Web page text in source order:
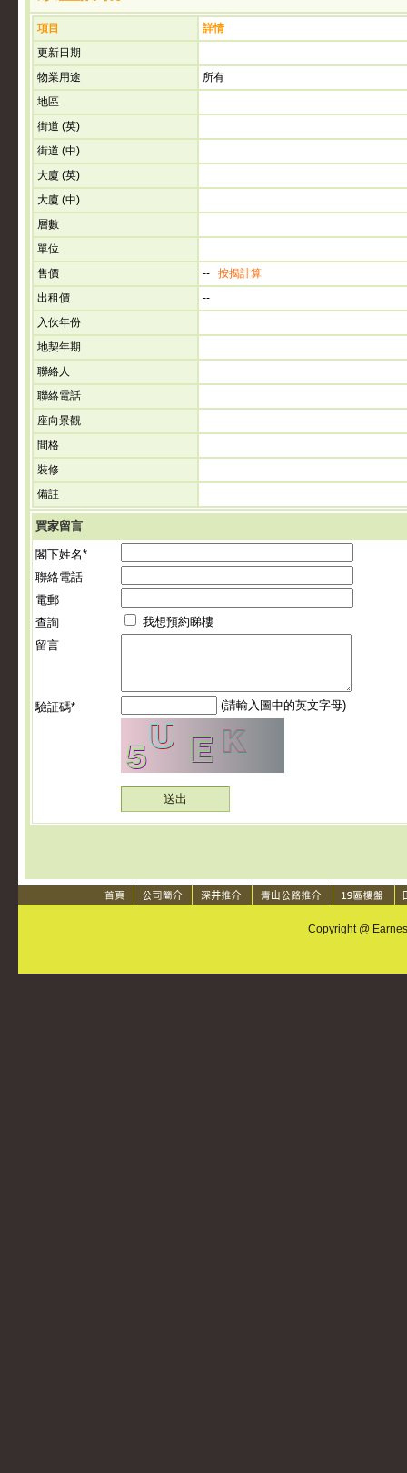
項目
詳情
更新日期
物業用途
所有
地區
街道 (英)
街道 (中)
大廈 (英)
大廈 (中)
層數
單位
售價
-- 按揭計算
出租價
--
入伙年份
地契年期
聯絡人
聯絡電話
座向景觀
間格
裝修
備註
買家留言
閣下姓名*
聯絡電話
電郵
查詢
我想預約睇樓
留言
驗証碼* (請輸入圖中的英文字母)
Copyright @